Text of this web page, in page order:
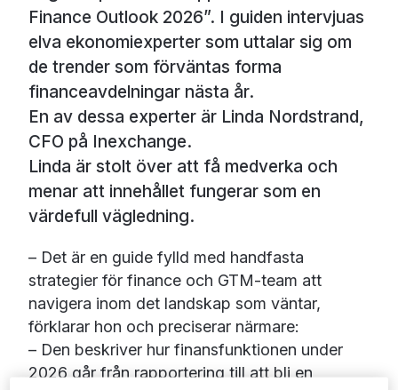
Finance Outlook 2026”. I guiden intervjuas
elva ekonomiexperter som uttalar sig om
de trender som förväntas forma
financeavdelningar nästa år.
En av dessa experter är Linda Nordstrand,
CFO på Inexchange.
Linda är stolt över att få medverka och
menar att innehållet fungerar som en
värdefull vägledning.
– Det är en guide fylld med handfasta
strategier för finance och GTM-team att
navigera inom det landskap som väntar,
förklarar hon och preciserar närmare:
– Den beskriver hur finansfunktionen under
2026 går från rapportering till att bli en